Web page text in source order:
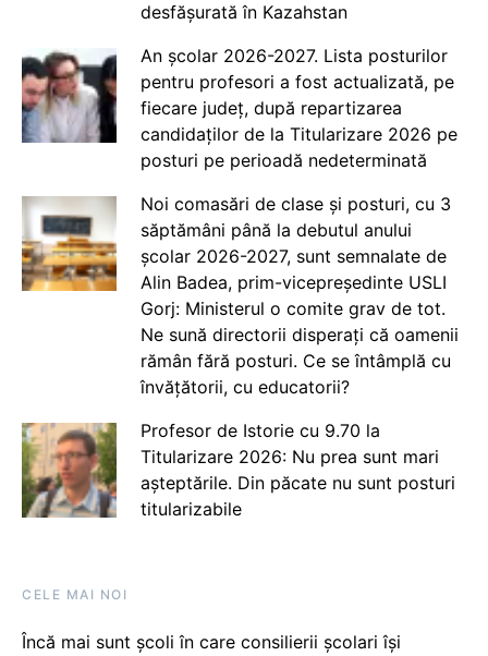
desfășurată în Kazahstan
An școlar 2026-2027. Lista posturilor
pentru profesori a fost actualizată, pe
fiecare județ, după repartizarea
candidaților de la Titularizare 2026 pe
posturi pe perioadă nedeterminată
Noi comasări de clase și posturi, cu 3
săptămâni până la debutul anului
școlar 2026-2027, sunt semnalate de
Alin Badea, prim-vicepreședinte USLI
Gorj: Ministerul o comite grav de tot.
Ne sună directorii disperați că oamenii
rămân fără posturi. Ce se întâmplă cu
învățătorii, cu educatorii?
Profesor de Istorie cu 9.70 la
Titularizare 2026: Nu prea sunt mari
așteptările. Din păcate nu sunt posturi
titularizabile
CELE MAI NOI
Încă mai sunt școli în care consilierii școlari își